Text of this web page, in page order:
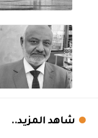
شاهد المزيد..